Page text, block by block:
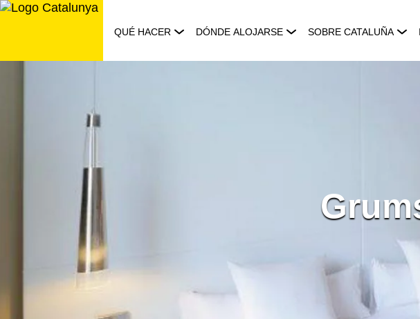
Saltar
QUÉ HACER DÓNDE ALOJARSE SOBRE CATALUÑA